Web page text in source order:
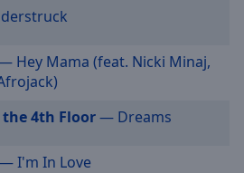
Hey Mama (feat. Nicki Minaj,
4th Floor— Dreams
— I'm In Love